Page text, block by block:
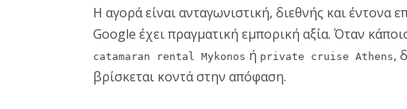
Η αγορά είναι ανταγωνιστική, διεθνής και έντονα
Google έχει πραγματική εμπορική αξία. Όταν
catamaran rental Mykonos ή private cruise Athens,
βρίσκεται κοντά στην απόφαση.